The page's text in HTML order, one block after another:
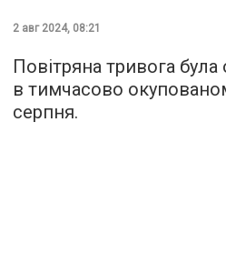
2 авг 2024, 08:21
Повітряна тривога
в тимчасово
серпня.